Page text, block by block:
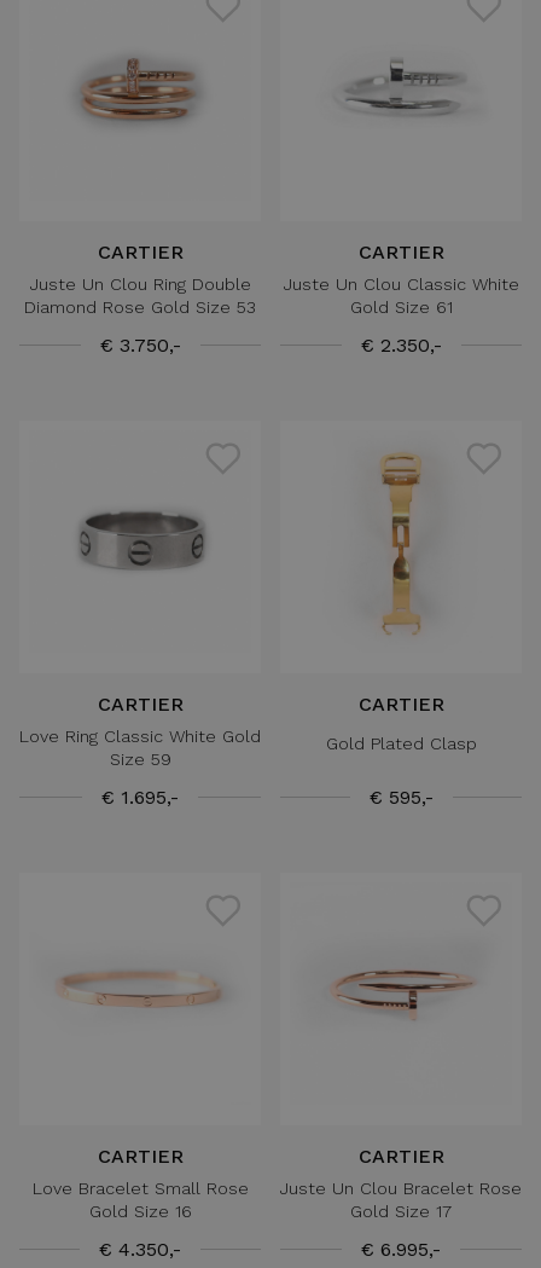
CARTIER
Juste Un Clou Ring Double
Diamond Rose Gold Size 53
€ 3.750,-
CARTIER
Juste Un Clou Classic White
Gold Size 61
€ 2.350,-
CARTIER
Love Ring Classic White Gold
Size 59
€ 1.695,-
CARTIER
Gold Plated Clasp
€ 595,-
CARTIER
Love Bracelet Small Rose
Gold Size 16
€ 4.350,-
CARTIER
Juste Un Clou Bracelet Rose
Gold Size 17
€ 6.995,-